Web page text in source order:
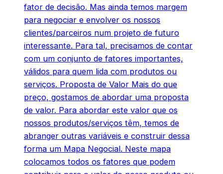
fator de decisão. Mas ainda temos margem
para negociar e envolver os nossos
clientes/parceiros num projeto de futuro
interessante. Para tal, precisamos de contar
com um conjunto de fatores importantes,
válidos para quem lida com produtos ou
serviços. Proposta de Valor Mais do que
preço, gostamos de abordar uma proposta
de valor. Para abordar este valor que os
nossos produtos/serviços têm, temos de
abranger outras variáveis e construir dessa
forma um Mapa Negocial. Neste mapa
colocamos todos os fatores que podem